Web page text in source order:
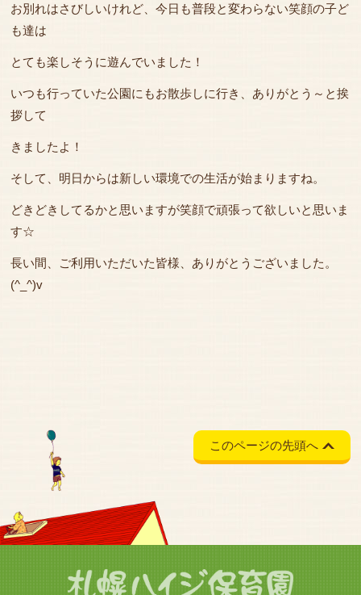
お別れはさびしいけれど、今日も普段と変わらない笑顔の子ど
も達は
とても楽しそうに遊んでいました！
いつも行っていた公園にもお散歩しに行き、ありがとう～と挨
拶して
きましたよ！
そして、明日からは新しい環境での生活が始まりますね。
どきどきしてるかと思いますが笑顔で頑張って欲しいと思いま
す☆
長い間、ご利用いただいた皆様、ありがとうございました。
(^_^)v
このページの先頭へ